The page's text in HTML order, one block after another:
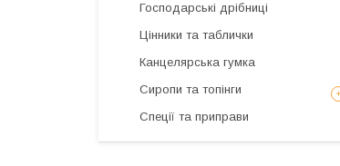
Господарські дрібниці
Цінники та таблички
Канцелярська гумка
Сиропи та топінги
Спеції та приправи